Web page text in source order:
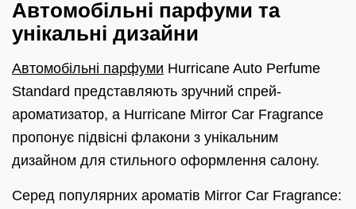
Автомобільні парфуми та
унікальні дизайни
Автомобільні парфуми Hurricane Auto Perfume
Standard представляють зручний спрей-
ароматизатор, а Hurricane Mirror Car Fragrance
пропонує підвісні флакони з унікальним
дизайном для стильного оформлення салону.
Серед популярних ароматів Mirror Car Fragrance: